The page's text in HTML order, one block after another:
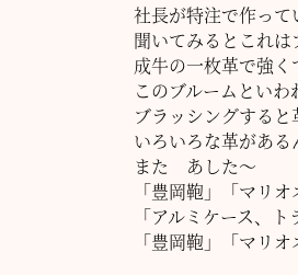
社長が特注で作って
聞いてみるとこれは
成牛の一枚革で強く
このブルームといわ
ブラッシングすると
いろいろな革がある
また あした～
「豊岡鞄」「マリ
「アルミケース、
「豊岡鞄」「マリ